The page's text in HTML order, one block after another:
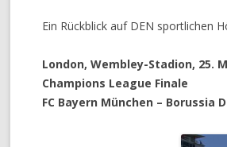
Ein Rückblick auf DEN sportlichen
London, Wembley-Stadion, 25.
Champions League Finale
FC Bayern München – Borussia